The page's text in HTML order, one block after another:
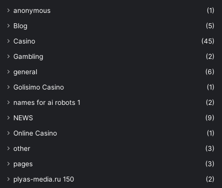
anonymous
(1)
Blog
(5)
Casino
(45)
Gambling
(2)
general
(6)
Golisimo Casino
(1)
names for ai robots 1
(2)
NEWS
(9)
Online Casino
(1)
other
(3)
pages
(3)
plyas-media.ru 150
(2)